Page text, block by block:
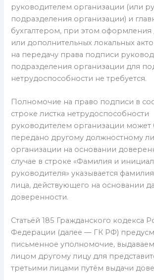
руководителем организации (или
подразделения организации) и
бухгалтером, при этом оформления
или дополнительных локальных
на передачу права подписи
подразделения организации для
нетрудоспособности не требуется.
Полномочие на право подписи в
строке листка нетрудоспособности
руководителем организации может
передано другому должностному
организации на основании
случае в строке «Фамилия и
руководителя» указывается
лица, действующего на основании
доверенности.
Статьёй 185 Гражданского кодекса
Федерации (далее — ГК РФ)
письменное уполномочие,
лицом другому лицу для
третьими лицами путём выдачи